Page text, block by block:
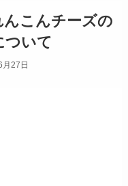
んこんチーズの
ついて
27日